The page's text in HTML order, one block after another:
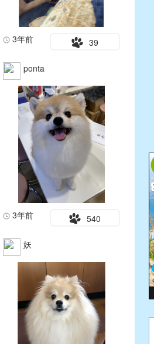
3年前 39
ponta
3年前 540
妖